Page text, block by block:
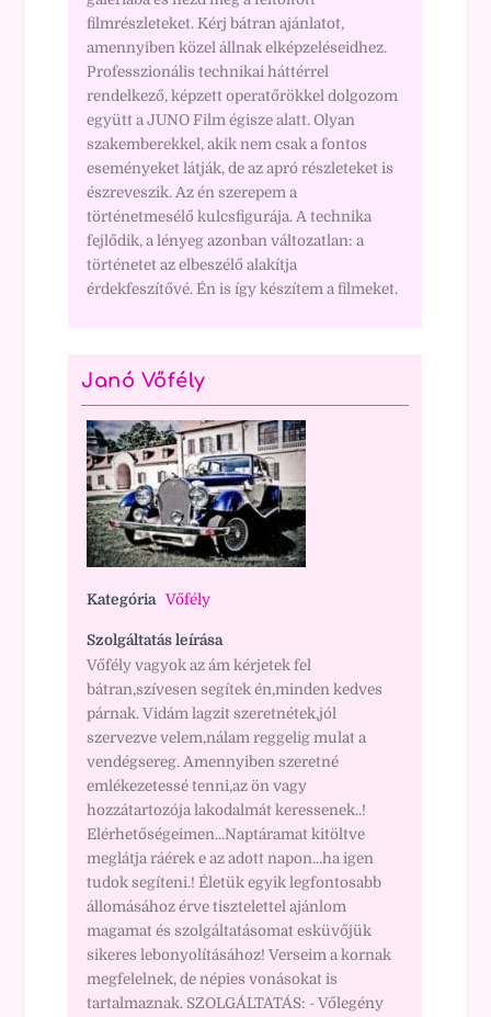
filmrészleteket. Kérj bátran ajánlatot,
amennyiben közel állnak elképzeléseidhez.
Professzionális technikai háttérrel
rendelkező, képzett operatőrökkel dolgozom
együtt a JUNO Film égisze alatt. Olyan
szakemberekkel, akik nem csak a fontos
eseményeket látják, de az apró részleteket is
észreveszik. Az én szerepem a
történetmesélő kulcsfigurája. A technika
fejlődik, a lényeg azonban változatlan: a
történetet az elbeszélő alakítja
érdekfeszítővé. Én is így készítem a filmeket.
Janó Vőfély
Kategória Vőfély
Szolgáltatás leírása
Vőfély vagyok az ám kérjetek fel
bátran,szívesen segítek én,minden kedves
párnak. Vidám lagzit szeretnétek,jól
szervezve velem,nálam reggelig mulat a
vendégsereg. Amennyiben szeretné
emlékezetessé tenni,az ön vagy
hozzátartozója lakodalmát keressenek..!
Elérhetőségeimen...Naptáramat kitöltve
meglátja ráérek e az adott napon...ha igen
tudok segíteni.! Életük egyik legfontosabb
állomásához érve tisztelettel ajánlom
magamat és szolgáltatásomat esküvőjük
sikeres lebonyolításához! Verseim a kornak
megfelelnek, de népies vonásokat is
tartalmaznak. SZOLGÁLTATÁS: - Vőlegény